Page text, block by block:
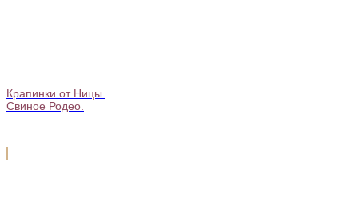
Крапинки от Ницы.
Свиное Родео.